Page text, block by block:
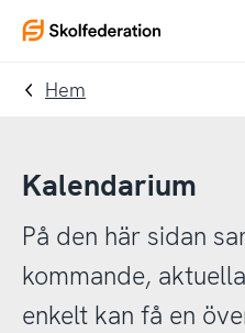
navigering
innehållet
To
Hem
Kalendarium
På den här sidan
kommande,
enkelt kan få en